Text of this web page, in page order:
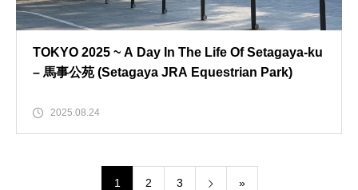
TOKYO 2025 ~ A Day In The Life Of Setagaya-ku
– 馬事公苑 (Setagaya JRA Equestrian Park)
2025.08.24
1 2 3 »